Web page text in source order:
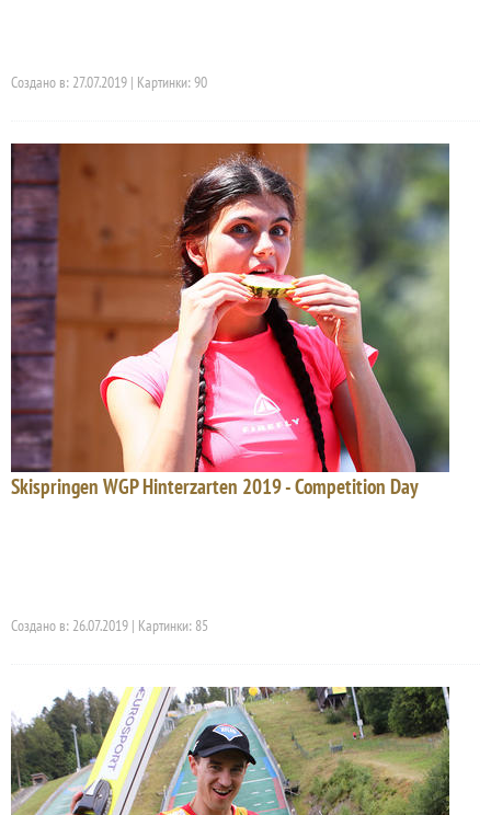
Создано в: 27.07.2019 | Картинки: 90
Skispringen WGP Hinterzarten 2019 - Competition Day
Создано в: 26.07.2019 | Картинки: 85